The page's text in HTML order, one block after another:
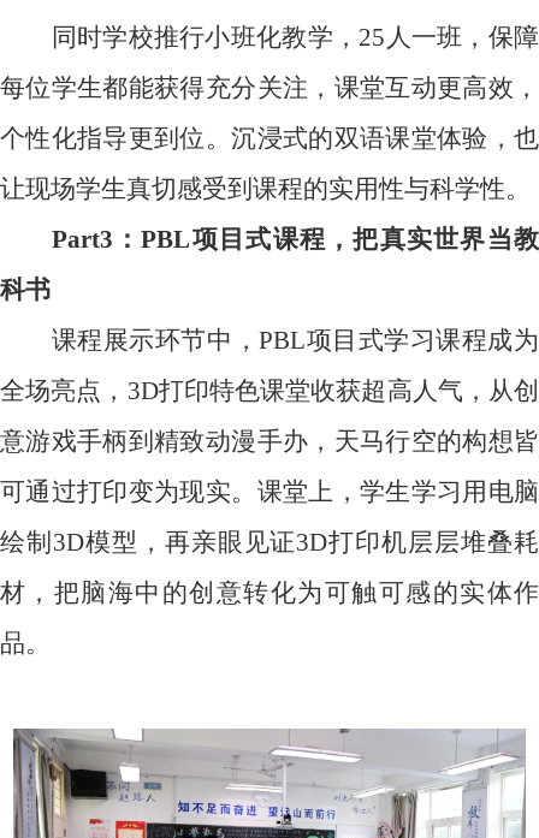
同时学校推行小班化教学， 25 人一班，保障
每位学生都能获得充分关注，课堂互动更高效，
个性化指导更到位。沉浸式的双语课堂体验，也
让现场学生真切感受到课程的实用性与科学性。
Part3 ：PBL项目式课程，把真实世界当教
科书
课程展示环节中，PBL项目式学习课程成为
全场亮点， 3D打印特色课堂收获超高人气，从创
意游戏手柄到精致动漫手办，天马行空的构想皆
可通过打印变为现实。课堂上，学生学习用电脑
绘制 3D模型，再亲眼见证3D打印机层层堆叠耗
材，把脑海中的创意转化为可触可感的实体作
品。